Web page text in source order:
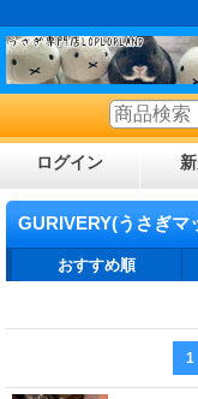
ログイン
GURIVERY(うさぎマ
おすすめ順
1